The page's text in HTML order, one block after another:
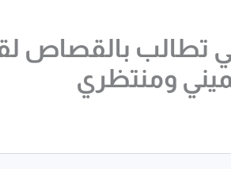
إيراني تطالب بالقصاص
ومنتظري